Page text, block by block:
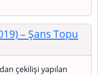
– Şans Topu
çekilişi yapılan